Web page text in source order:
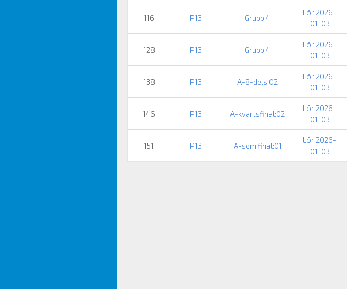
116 P13 Grupp 4
Lör 2026-
01-03
128 P13 Grupp 4
Lör 2026-
01-03
138 P13 A-8-dels:02
Lör 2026-
01-03
146 P13 A-kvartsfinal:02
Lör 2026-
01-03
151 P13 A-semifinal:01
Lör 2026-
01-03